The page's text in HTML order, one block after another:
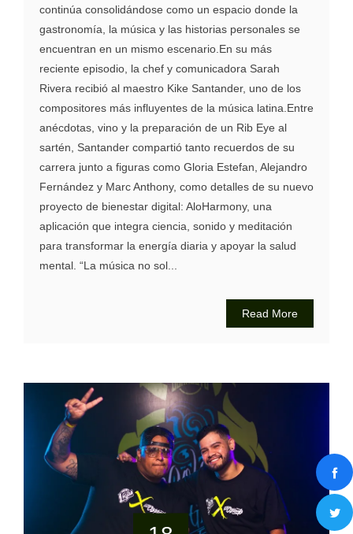
continúa consolidándose como un espacio donde la
gastronomía, la música y las historias personales se
encuentran en un mismo escenario.En su más
reciente episodio, la chef y comunicadora Sarah
Rivera recibió al maestro Kike Santander, uno de los
compositores más influyentes de la música latina.Entre
anécdotas, vino y la preparación de un Rib Eye al
sartén, Santander compartió tanto recuerdos de su
carrera junto a figuras como Gloria Estefan, Alejandro
Fernández y Marc Anthony, como detalles de su nuevo
proyecto de bienestar digital: AloHarmony, una
aplicación que integra ciencia, sonido y meditación
para transformar la energía diaria y apoyar la salud
mental. “La música no sol...
Read More